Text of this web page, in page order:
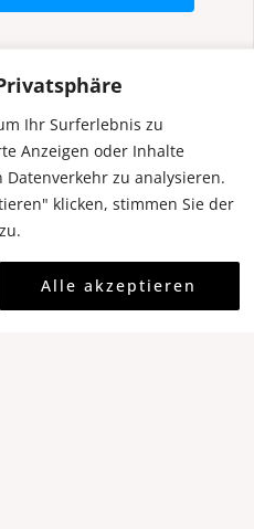
Ihr Surferlebnis zu
Anzeigen oder Inhalte
zu analysieren.
klicken, stimmen Sie der
Alle akzeptieren
12:00